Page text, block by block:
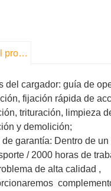
Detalles del producto
del cargador: guía de
fijación rápida de
trituración, limpieza
y demolición;
de garantía: Dentro de
/ 2000 horas de
de alta calidad ,